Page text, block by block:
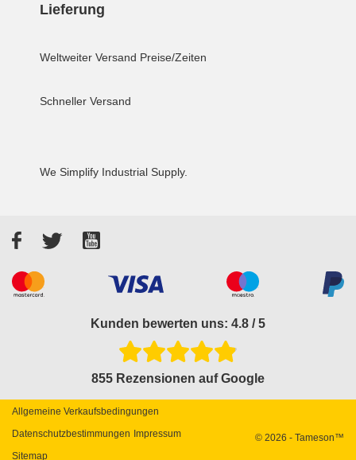
Lieferung
Weltweiter Versand Preise/Zeiten
Schneller Versand
We Simplify Industrial Supply.
FacebookTwitterYouTube
Kunden bewerten uns: 4.8 / 5
855 Rezensionen auf Google
Allgemeine Verkaufsbedingungen
Datenschutzbestimmungen Impressum
Sitemap
© 2026 - Tameson™